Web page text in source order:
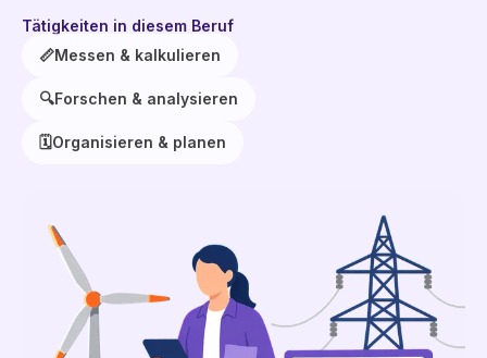
Tätigkeiten in diesem Beruf
📏Messen & kalkulieren
🔍Forschen & analysieren
🗓️Organisieren & planen